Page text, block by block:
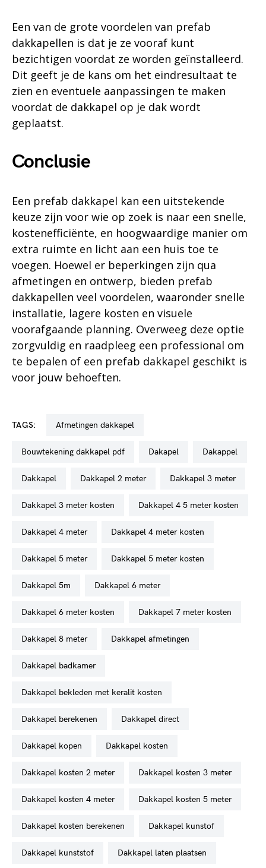
Een van de grote voordelen van prefab
dakkapellen is dat je ze vooraf kunt
bezichtigen voordat ze worden geïnstalleerd.
Dit geeft je de kans om het eindresultaat te
zien en eventuele aanpassingen te maken
voordat de dakkapel op je dak wordt
geplaatst.
Conclusie
Een prefab dakkapel kan een uitstekende
keuze zijn voor wie op zoek is naar een snelle,
kostenefficiënte, en hoogwaardige manier om
extra ruimte en licht aan een huis toe te
voegen. Hoewel er beperkingen zijn qua
afmetingen en ontwerp, bieden prefab
dakkapellen veel voordelen, waaronder snelle
installatie, lagere kosten en visuele
voorafgaande planning. Overweeg deze optie
zorgvuldig en raadpleeg een professional om
te bepalen of een prefab dakkapel geschikt is
voor jouw behoeften.
TAGS: afmetingen dakkapel
bouwtekening dakkapel pdf dakapel dakappel
dakkapel dakkapel 2 meter dakkapel 3 meter
dakkapel 3 meter kosten dakkapel 4 5 meter kosten
dakkapel 4 meter dakkapel 4 meter kosten
dakkapel 5 meter dakkapel 5 meter kosten
dakkapel 5m dakkapel 6 meter
dakkapel 6 meter kosten dakkapel 7 meter kosten
dakkapel 8 meter dakkapel afmetingen
dakkapel badkamer
dakkapel bekleden met keralit kosten
dakkapel berekenen dakkapel direct
dakkapel kopen dakkapel kosten
dakkapel kosten 2 meter dakkapel kosten 3 meter
dakkapel kosten 4 meter dakkapel kosten 5 meter
dakkapel kosten berekenen dakkapel kunstof
dakkapel kunststof dakkapel laten plaatsen